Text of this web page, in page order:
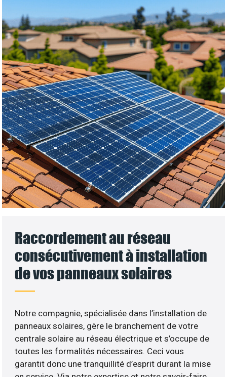
Raccordement au réseau
consécutivement à installation
de vos panneaux solaires
Notre compagnie, spécialisée dans l’installation de
panneaux solaires, gère le branchement de votre
centrale solaire au réseau électrique et s’occupe de
toutes les formalités nécessaires. Ceci vous
garantit donc une tranquillité d’esprit durant la mise